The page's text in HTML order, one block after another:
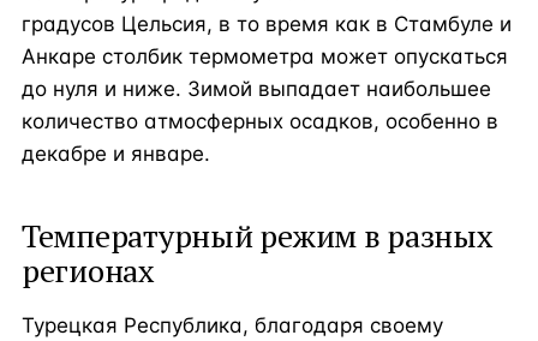
градусов Цельсия, в то время как в Стамбуле и
Анкаре столбик термометра может опускаться
до нуля и ниже. Зимой выпадает наибольшее
количество атмосферных осадков, особенно в
декабре и январе.
Температурный режим в разных
регионах
Турецкая Республика, благодаря своему